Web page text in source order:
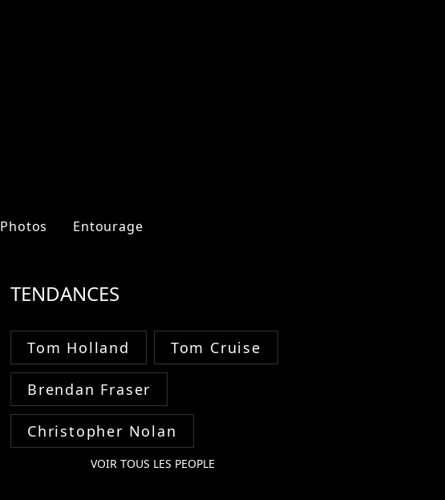
Photos Entourage
TENDANCES
Tom Holland Tom Cruise
Brendan Fraser
Christopher Nolan
VOIR TOUS LES PEOPLE